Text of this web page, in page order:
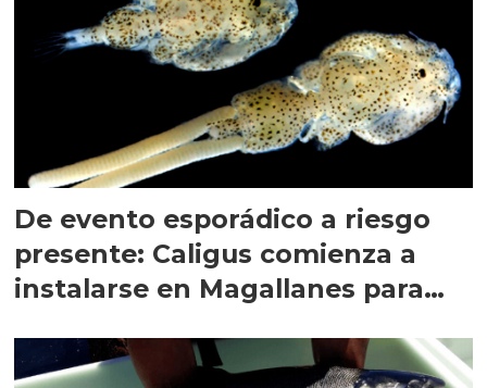
De evento esporádico a riesgo
presente: Caligus comienza a
instalarse en Magallanes para